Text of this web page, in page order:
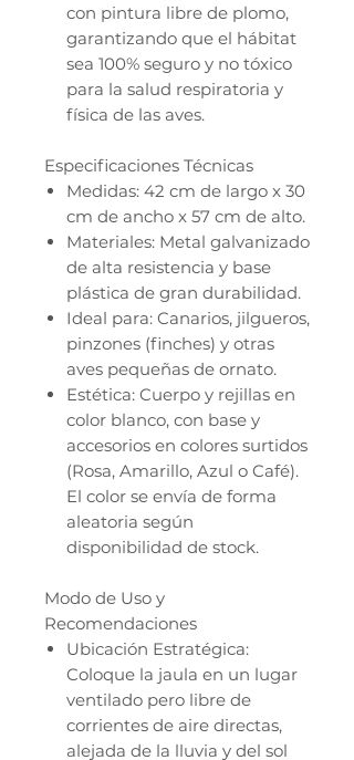
con pintura libre de plomo,
garantizando que el hábitat
sea 100% seguro y no tóxico
para la salud respiratoria y
física de las aves.
Especificaciones Técnicas
Medidas: 42 cm de largo x 30
cm de ancho x 57 cm de alto.
Materiales: Metal galvanizado
de alta resistencia y base
plástica de gran durabilidad.
Ideal para: Canarios, jilgueros,
pinzones (finches) y otras
aves pequeñas de ornato.
Estética: Cuerpo y rejillas en
color blanco, con base y
accesorios en colores surtidos
(Rosa, Amarillo, Azul o Café).
El color se envía de forma
aleatoria según
disponibilidad de stock.
Modo de Uso y
Recomendaciones
Ubicación Estratégica:
Coloque la jaula en un lugar
ventilado pero libre de
corrientes de aire directas,
alejada de la lluvia y del sol